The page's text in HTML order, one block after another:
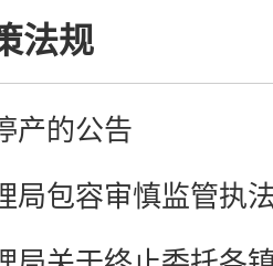
法规
产的公告